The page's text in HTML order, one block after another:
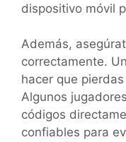
dispositivo móvil
Además,
correctamente.
hacer que
Algunos
códigos
confiables para